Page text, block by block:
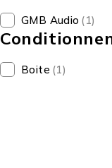
GMB Audio (1)
Boite (1)